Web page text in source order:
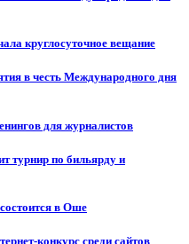
круглосуточное вещание
в честь Международного дня
для журналистов
турнир по бильярду и
в Оше
конкурс среди сайтов